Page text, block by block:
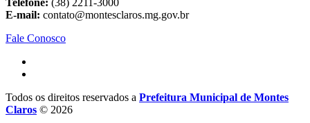
E-mail: contato@montesclaros.mg.gov.br
Fale Conosco
Todos os direitos reservados a Prefeitura Municipal de Montes
Claros © 2026